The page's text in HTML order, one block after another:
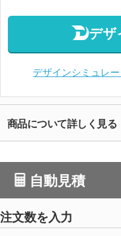
デザ
デザインシミュレ
商品について詳しく見る
自動見積
注文数を入力